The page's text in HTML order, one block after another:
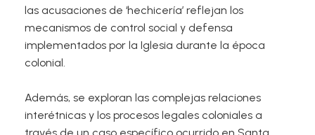
las acusaciones de ‘hechicería’ reflejan los
mecanismos de control social y defensa
implementados por la Iglesia durante la época
colonial.
Además, se exploran las complejas relaciones
interétnicas y los procesos legales coloniales a
través de un caso específico ocurrido en Santa